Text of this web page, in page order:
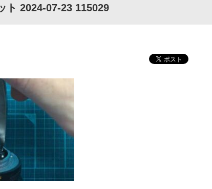
ト 2024-07-23 115029